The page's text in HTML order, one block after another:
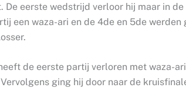
eerste wedstrijd verloor hij maar in
een waza-ari en de 4de en 5de werden
de eerste partij verloren met waza-
ging hij door naar de